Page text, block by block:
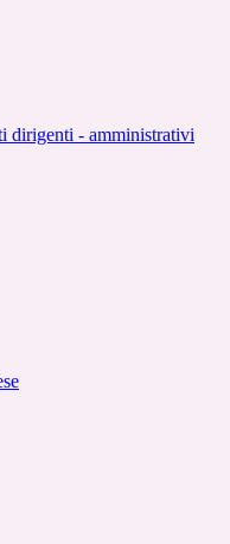
dirigenti - amministrativi